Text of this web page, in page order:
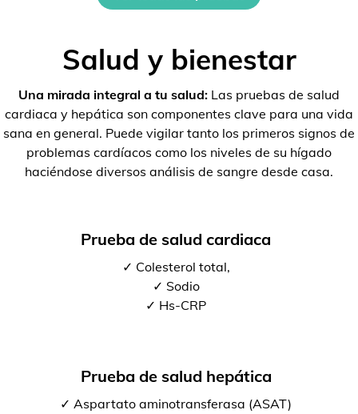
Salud y bienestar
Una mirada integral a tu salud: Las pruebas de salud
cardiaca y hepática son componentes clave para una vida
sana en general. Puede vigilar tanto los primeros signos de
problemas cardíacos como los niveles de su hígado
haciéndose diversos análisis de sangre desde casa.
Prueba de salud cardiaca
✓ Colesterol total,
✓ Sodio
✓ Hs-CRP
Prueba de salud hepática
✓ Aspartato aminotransferasa (ASAT)